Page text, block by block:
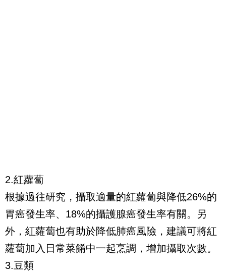
2.紅蘿蔔
根據過往研究，攝取適量的紅蘿蔔與降低26%的
胃癌發生率、18%的攝護腺癌發生率有關。另
外，紅蘿蔔也有助於降低肺癌風險，建議可將紅
蘿蔔加入日常菜餚中一起烹調，增加攝取次數。
3.豆類